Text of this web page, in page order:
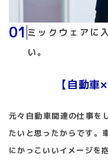
01 ミックウェアに
い。
【自動車
元々自動車関連の仕事を
たいと思ったからです。
にかっこいいイメージを